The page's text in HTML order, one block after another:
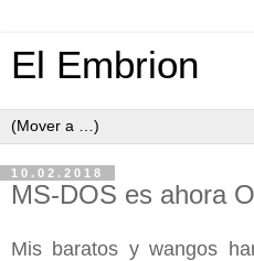
El Embrion
10.02.2018
MS-DOS es ahora
Mis baratos y wangos